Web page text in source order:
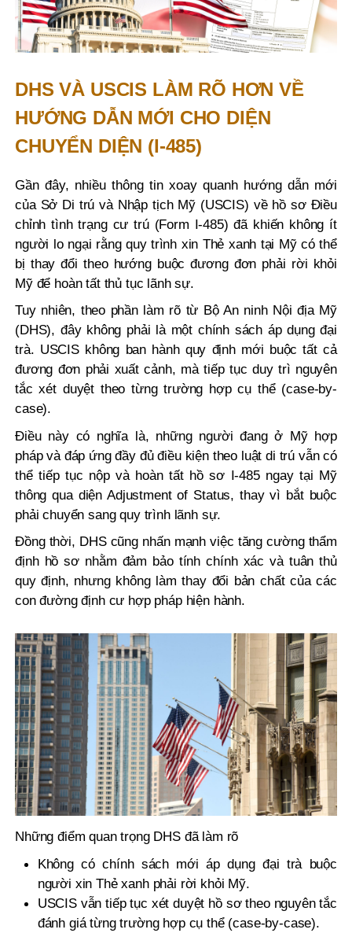
DHS VÀ USCIS LÀM RÕ HƠN VỀ
HƯỚNG DẪN MỚI CHO DIỆN
CHUYỂN DIỆN (I-485)
Gần đây, nhiều thông tin xoay quanh hướng dẫn mới
của Sở Di trú và Nhập tịch Mỹ (USCIS) về hồ sơ Điều
chỉnh tình trạng cư trú (Form I-485) đã khiến không ít
người lo ngại rằng quy trình xin Thẻ xanh tại Mỹ có thể
bị thay đổi theo hướng buộc đương đơn phải rời khỏi
Mỹ để hoàn tất thủ tục lãnh sự.
Tuy nhiên, theo phần làm rõ từ Bộ An ninh Nội địa Mỹ
(DHS), đây không phải là một chính sách áp dụng đại
trà. USCIS không ban hành quy định mới buộc tất cả
đương đơn phải xuất cảnh, mà tiếp tục duy trì nguyên
tắc xét duyệt theo từng trường hợp cụ thể (case-by-
case).
Điều này có nghĩa là, những người đang ở Mỹ hợp
pháp và đáp ứng đầy đủ điều kiện theo luật di trú vẫn có
thể tiếp tục nộp và hoàn tất hồ sơ I-485 ngay tại Mỹ
thông qua diện Adjustment of Status, thay vì bắt buộc
phải chuyển sang quy trình lãnh sự.
Đồng thời, DHS cũng nhấn mạnh việc tăng cường thẩm
định hồ sơ nhằm đảm bảo tính chính xác và tuân thủ
quy định, nhưng không làm thay đổi bản chất của các
con đường định cư hợp pháp hiện hành.
Những điểm quan trọng DHS đã làm rõ
Không có chính sách mới áp dụng đại trà buộc
người xin Thẻ xanh phải rời khỏi Mỹ.
USCIS vẫn tiếp tục xét duyệt hồ sơ theo nguyên tắc
đánh giá từng trường hợp cụ thể (case-by-case).